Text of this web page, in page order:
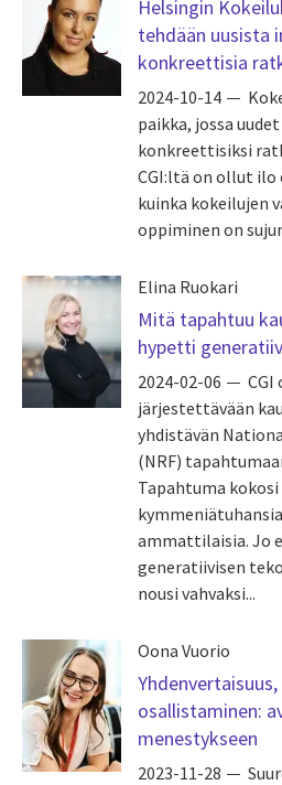
Helsingin
tehdään uusista
konkreettisia
2024-10-14
paikka, jossa
konkreettisiksi
CGI:ltä on ollut ilo
kuinka kokeilujen
oppiminen on
Elina Ruokari
Mitä tapahtuu
hypetti
2024-02-06
järjestettävään
yhdistävän
(NRF)
Tapahtuma
ammattilaisia. Jo
generatiivisen
nousi vahvaksi...
Oona Vuorio
osallistaminen:
menestykseen
2023-11-28